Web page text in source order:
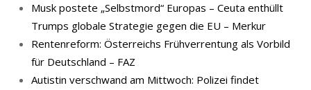
Musk postete „Selbstmord“ Europas – Ceuta enthüllt
Trumps globale Strategie gegen die EU – Merkur
Rentenreform: Österreichs Frühverrentung als Vorbild
für Deutschland – FAZ
Autistin verschwand am Mittwoch: Polizei findet